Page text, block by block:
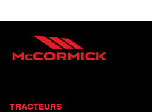
TRACTEURS